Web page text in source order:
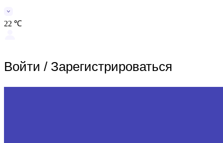
22 ℃
Войти / Зарегистрироваться